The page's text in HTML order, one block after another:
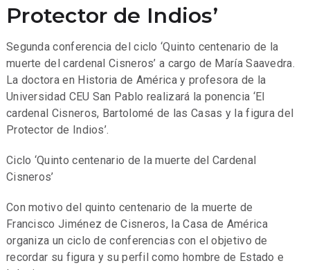
Protector de Indios’
Segunda conferencia del ciclo ‘Quinto centenario de la
muerte del cardenal Cisneros’ a cargo de María Saavedra.
La doctora en Historia de América y profesora de la
Universidad CEU San Pablo realizará la ponencia ‘El
cardenal Cisneros, Bartolomé de las Casas y la figura del
Protector de Indios’.
Ciclo ‘Quinto centenario de la muerte del Cardenal
Cisneros’
Con motivo del quinto centenario de la muerte de
Francisco Jiménez de Cisneros, la Casa de América
organiza un ciclo de conferencias con el objetivo de
recordar su figura y su perfil como hombre de Estado e